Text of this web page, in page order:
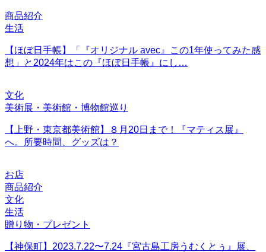
商品紹介
生活
【ほぼ日手帳】「『オリジナル avec』この1年使ってみた感
想」と2024年はこの『ほぼ日手帳』にし…
文化
美術展・美術館・博物館巡り
【上野・東京都美術館】８月20日まで！『マティス展』
へ。所要時間、グッズは？
お店
商品紹介
文化
生活
贈り物・プレゼント
【神保町】2023.7.22〜7.24『宮古島工房うむくとぅ』展、